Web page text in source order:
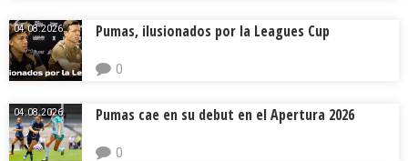
04.08.2026. Pumas, ilusionados por la Leagues Cup
0
04.08.2026. Pumas cae en su debut en el Apertura 2026
0